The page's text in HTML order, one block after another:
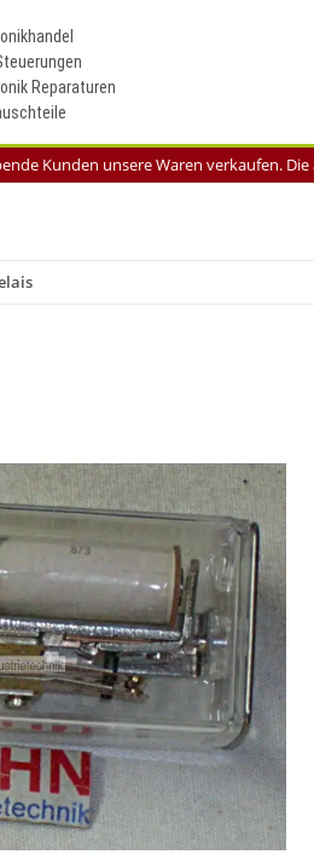
Reparaturen
Kunden unsere Waren verkaufen.